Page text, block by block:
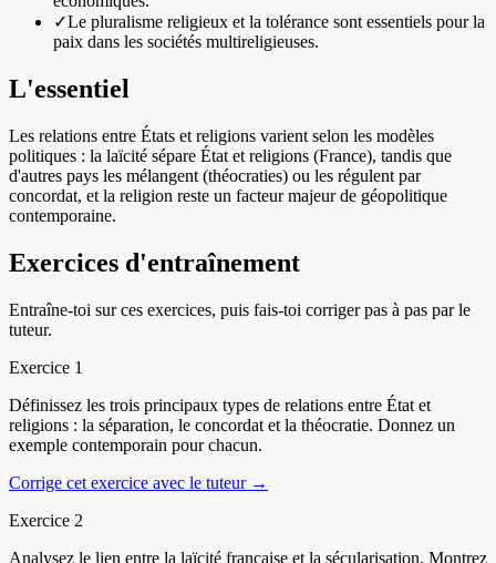
✓Le pluralisme religieux et la tolérance sont essentiels pour la
paix dans les sociétés multireligieuses.
L'essentiel
Les relations entre États et religions varient selon les modèles
politiques : la laïcité sépare État et religions (France), tandis que
d'autres pays les mélangent (théocraties) ou les régulent par
concordat, et la religion reste un facteur majeur de géopolitique
contemporaine.
Exercices d'entraînement
Entraîne-toi sur ces exercices, puis fais-toi corriger pas à pas par le
tuteur.
Exercice 1
Définissez les trois principaux types de relations entre État et
religions : la séparation, le concordat et la théocratie. Donnez un
exemple contemporain pour chacun.
Corrige cet exercice avec le tuteur →
Exercice 2
Analysez le lien entre la laïcité française et la sécularisation. Montrez